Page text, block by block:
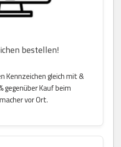
bestellen!
Kennzeichen gleich mit &
gegenüber Kauf beim
vor Ort.